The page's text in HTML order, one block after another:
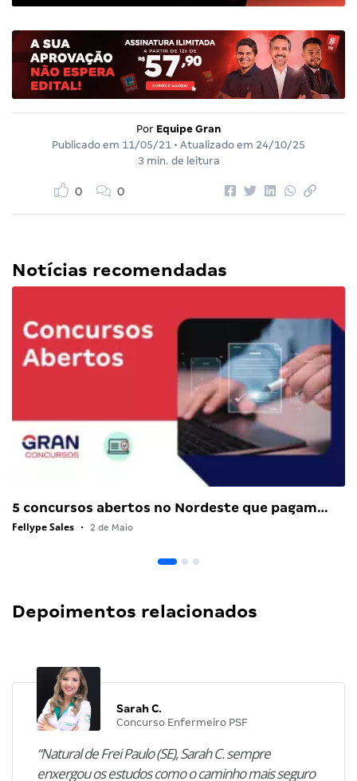
Por Equipe Gran
Publicado em 11/05/21 • Atualizado em 24/10/25
3 min. de leitura
0 0
Notícias recomendadas
5 concursos abertos no Nordeste que pagam…
Fellype Sales • 2 de Maio
Depoimentos relacionados
Sarah C.
Concurso Enfermeiro PSF
“Natural de Frei Paulo (SE), Sarah C. sempre
enxergou os estudos como o caminho mais seguro